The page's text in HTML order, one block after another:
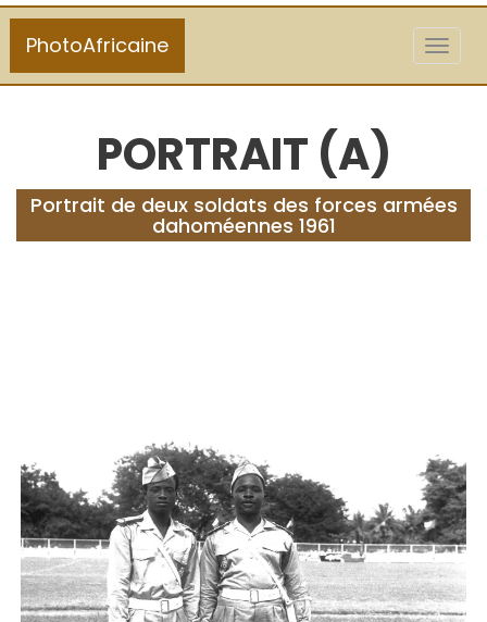
PhotoAfricaine
PORTRAIT (A)
Portrait de deux soldats des forces armées
dahoméennes 1961